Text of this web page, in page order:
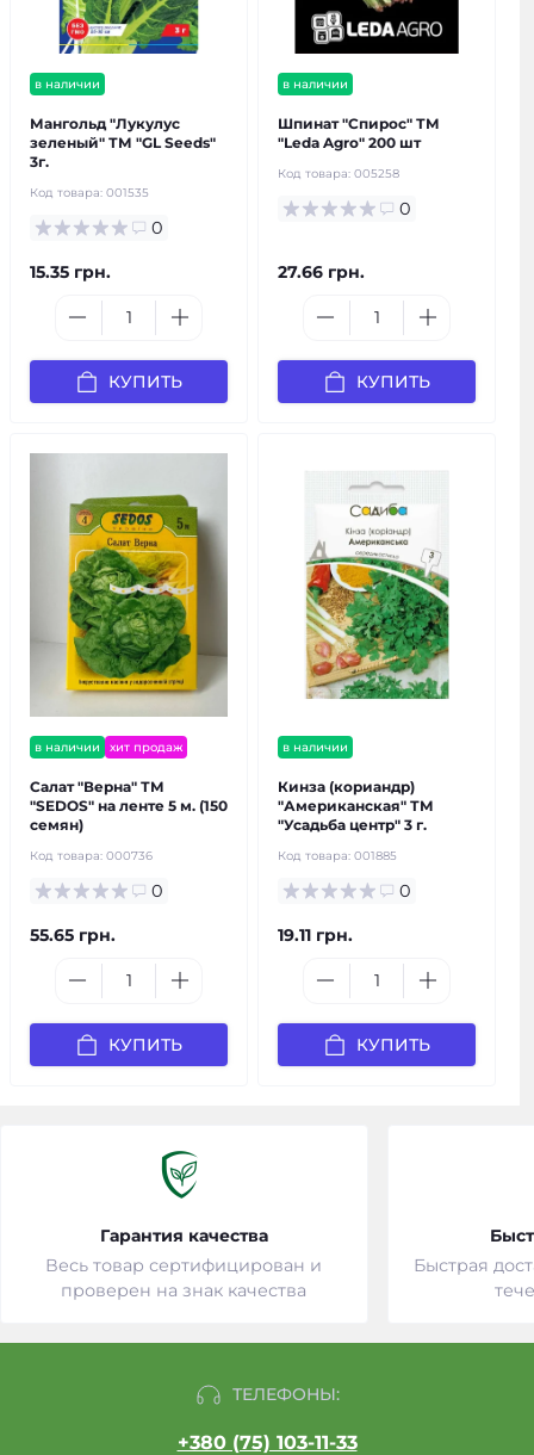
в наличии
Мангольд "Лукулус
зеленый" ТМ "GL Seeds"
3г.
Код товара: 001535
0
15.35 грн.
КУПИТЬ
в наличии
Шпинат "Спирос" ТМ
"Leda Agro" 200 шт
Код товара: 005258
0
27.66 грн.
КУПИТЬ
в наличии хит продаж
Салат "Верна" ТМ
"SEDOS" на ленте 5 м. (150
семян)
Код товара: 000736
0
55.65 грн.
КУПИТЬ
в наличии
Кинза (кориандр)
"Американская" ТМ
"Усадьба центр" 3 г.
Код товара: 001885
0
19.11 грн.
КУПИТЬ
Гарантия качества
Весь товар сертифицирован и
проверен на знак качества
Быстрая
ТЕЛЕФОНЫ:
+380 (75) 103-11-33